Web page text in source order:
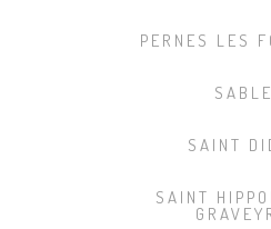
PERNES LES
SAINT
SAINT